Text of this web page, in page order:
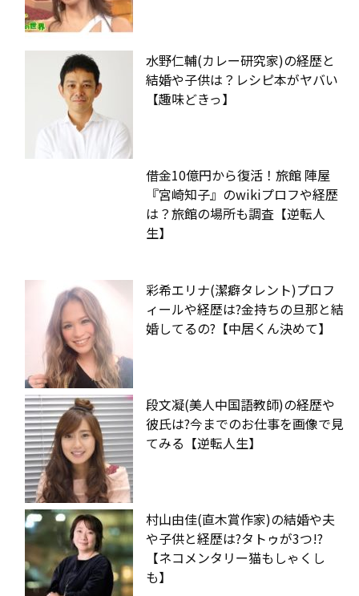
水野仁輔(カレー研究家)の経歴と
結婚や子供は？レシピ本がヤバい
【趣味どきっ】
借金10億円から復活！旅館 陣屋
『宮崎知子』のwikiプロフや経歴
は？旅館の場所も調査【逆転人
生】
彩希エリナ(潔癖タレント)プロフ
ィールや経歴は?金持ちの旦那と結
婚してるの?【中居くん決めて】
段文凝(美人中国語教師)の経歴や
彼氏は?今までのお仕事を画像で見
てみる【逆転人生】
村山由佳(直木賞作家)の結婚や夫
や子供と経歴は?タトゥが3つ!?
【ネコメンタリー猫もしゃくし
も】